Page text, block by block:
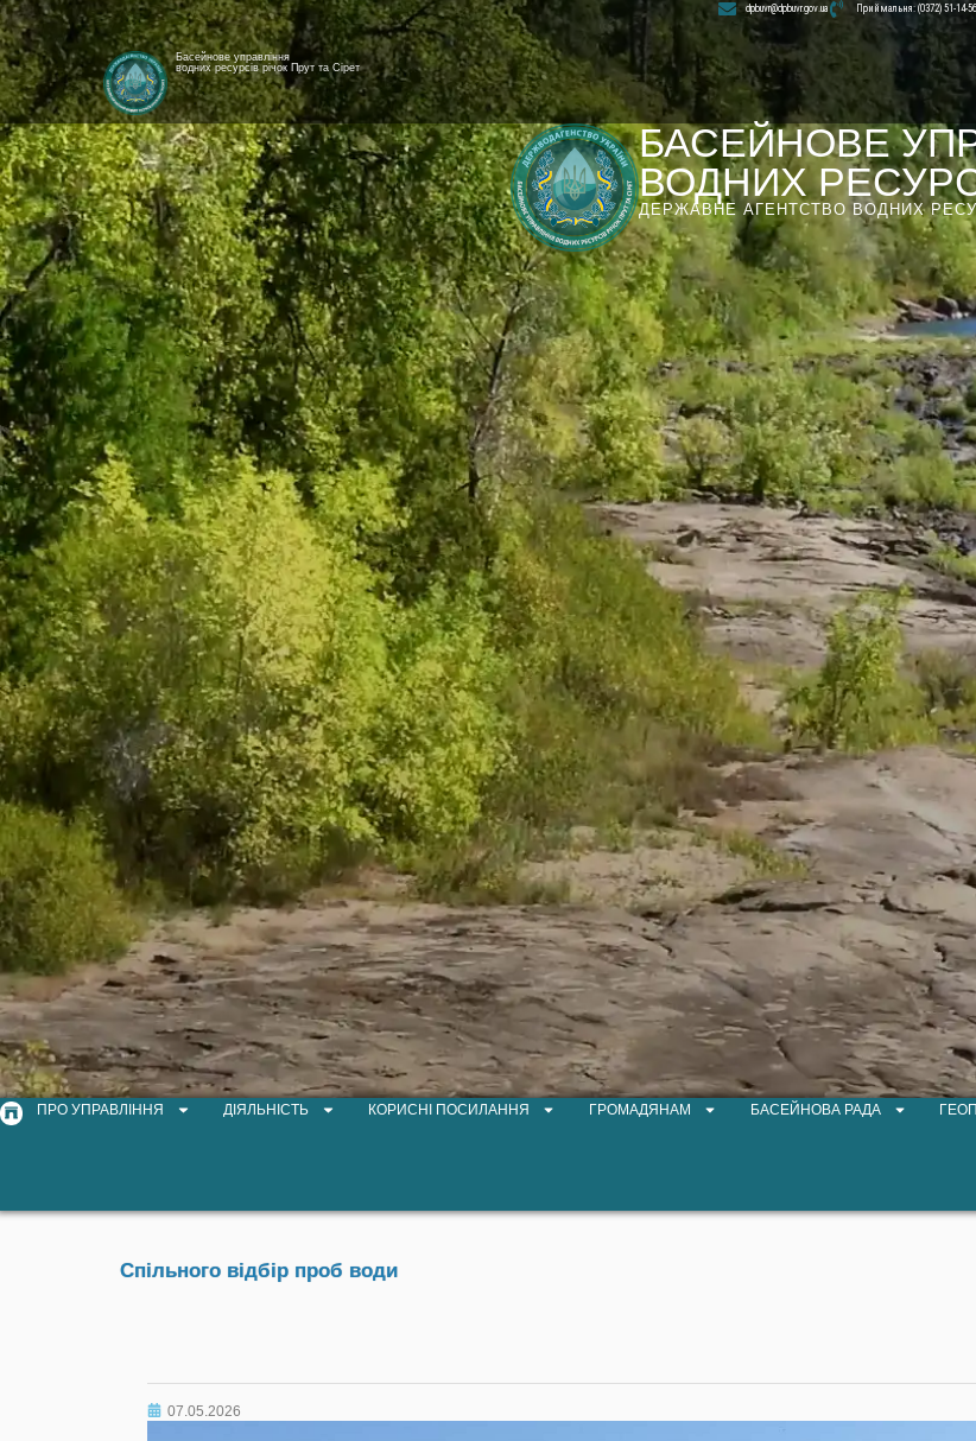
[newyear_garland]
Басейнове управління
водних ресурсів річок Прут та Сірет
dpbuvr@dpbuvr.gov.ua Приймальня: (0372) 51-14-56
БАСЕЙНОВЕ
ВОДНИХ
ДЕРЖАВНЕ АГЕНТСТВО ВОДНИХ
ПРО УПРАВЛІННЯ ДІЯЛЬНІСТЬ КОРИСНІ ПОСИЛАННЯ ГРОМАДЯНАМ БАСЕЙНОВА РАДА
Спільного відбір проб води
07.05.2026